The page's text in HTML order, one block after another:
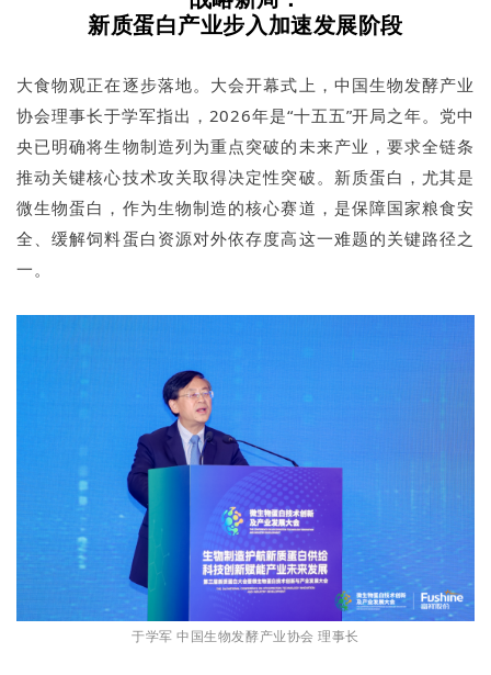
新质蛋白产业步入加速发展阶段
大食物观正在逐步落地。大会开幕式上，中国生物发酵产业
协会理事长于学军指出，2026年是“十五五”开局之年。党中
央已明确将生物制造列为重点突破的未来产业，要求全链条
推动关键核心技术攻关取得决定性突破。新质蛋白，尤其是
微生物蛋白，作为生物制造的核心赛道，是保障国家粮食安
全、缓解饲料蛋白资源对外依存度高这一难题的关键路径之
一。
于学军 中国生物发酵产业协会 理事长